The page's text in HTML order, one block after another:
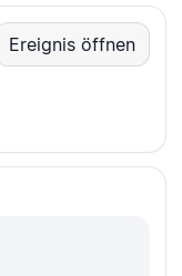
Ereignis öffnen